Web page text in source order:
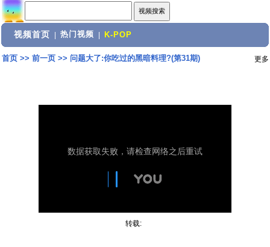
视频首页 热门视频 K-POP
首页>> 前一页>> 问题大了:你吃过的黑暗料理?(第31期) 更多
转载: